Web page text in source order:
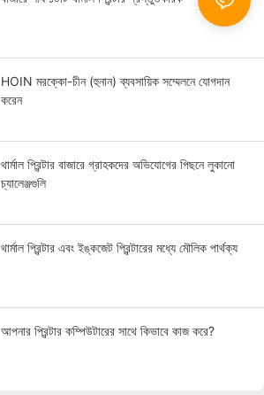
HOIN মরক্কো-চীন (হুনান) ব্যবসায়িক সম্মেলনে যোগদান
করেন
থার্মাল প্রিন্টার বাজারে গ্রাহকদের অভিযোগের পিছনে লুকানো
চ্যালেঞ্জগুলি
থার্মাল প্রিন্টার এবং ইঙ্কজেট প্রিন্টারের মধ্যে মৌলিক পার্থক্য
আপনার প্রিন্টার কম্পিউটারের সাথে কিভাবে কাজ করে?